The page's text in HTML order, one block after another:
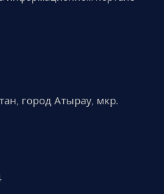
город Атырау, мкр.